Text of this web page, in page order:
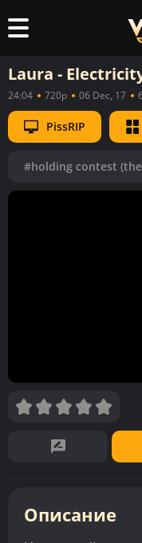
Laura -
24:04 720p 06 Dec, 17
PissRIP
#holding contest
Описание